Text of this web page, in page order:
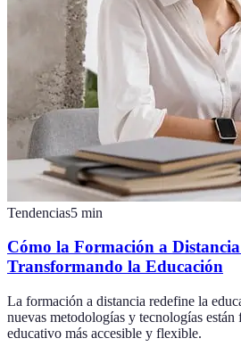
Tendencias5 min
Cómo la Formación a
Transformando la Educación
La formación a distancia redefine la
nuevas metodologías y tecnologías
educativo más accesible y flexible.